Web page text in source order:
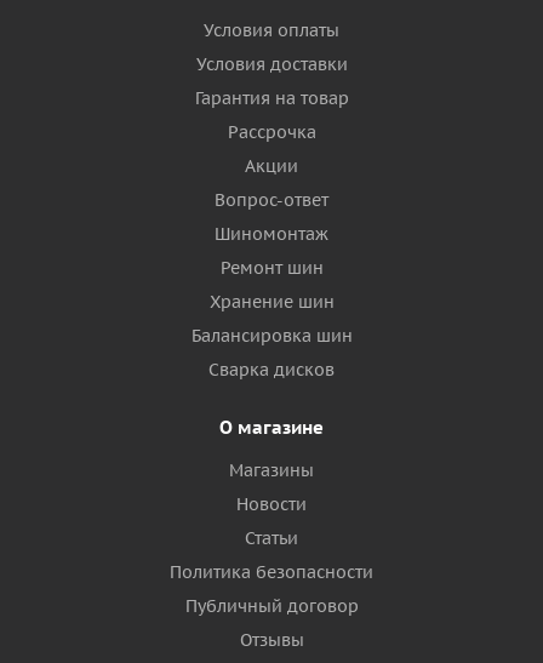
Условия оплаты
Условия доставки
Гарантия на товар
Рассрочка
Акции
Вопрос-ответ
Шиномонтаж
Ремонт шин
Хранение шин
Балансировка шин
Сварка дисков
О магазине
Магазины
Новости
Статьи
Политика безопасности
Публичный договор
Отзывы